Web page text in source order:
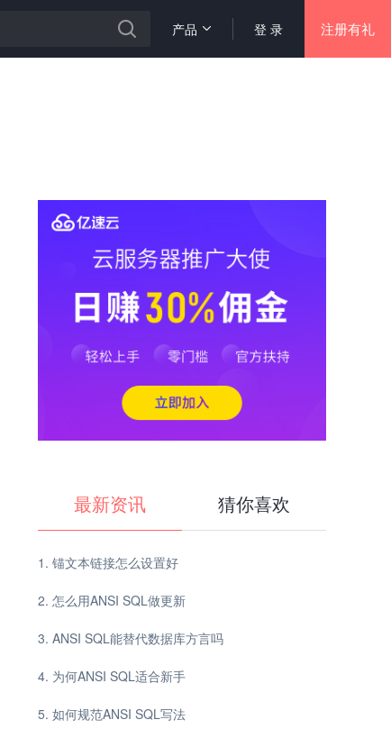
登 录 注册有礼
产品
最新资讯 猜你喜欢
锚文本链接怎么设置好
怎么用ANSI SQL做更新
ANSI SQL能替代数据库方言吗
为何ANSI SQL适合新手
如何规范ANSI SQL写法